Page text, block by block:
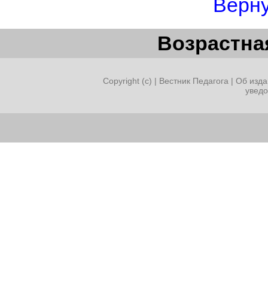
Copyright (c) | Вестник Педагога | Об